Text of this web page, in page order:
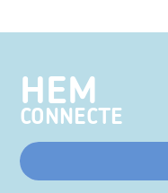
HEM
CONNECTE